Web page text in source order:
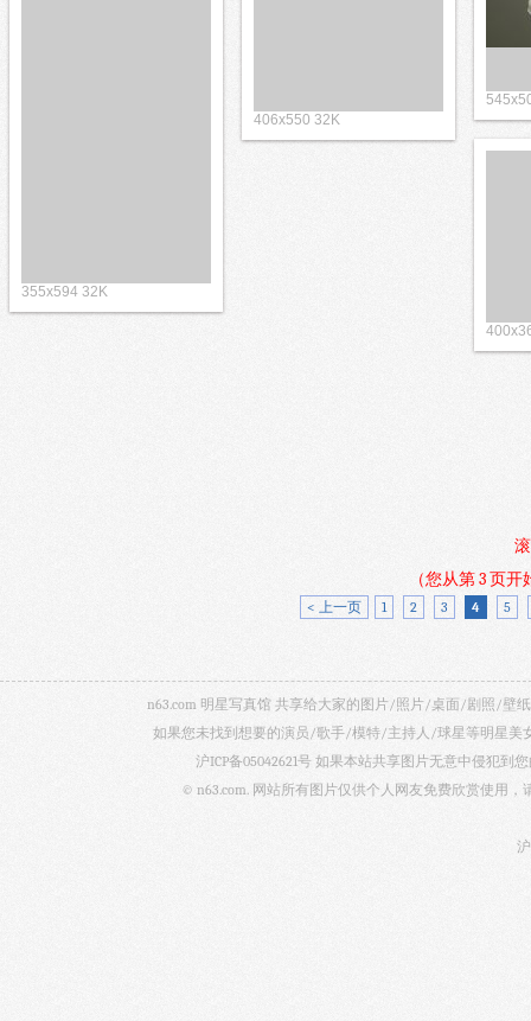
406x550 32K
355x594 32K
（您从第 3 页
< 上一页 1 2 3 4 5
n63.com 明星写真馆 共享给大家的图片/照片/桌面/剧照/壁
如果您未找到想要的演员/歌手/模特/主持人/球星等明星美
沪ICP备05042621号 如果本站共享图片无意中侵犯到
© n63.com. 网站所有图片仅供个人网友免费欣赏使用